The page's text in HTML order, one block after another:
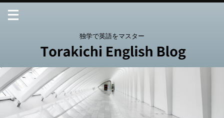
独学で英語をマスター